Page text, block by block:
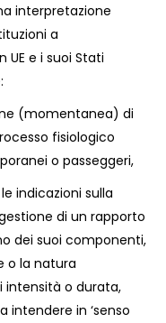
interpretazione
a
UE e i suoi Stati
(momentanea) di
fisiologico
o passeggeri,
indicazioni sulla
di un rapporto
dei suoi componenti,
o la natura
o durata,
intendere in ‘senso